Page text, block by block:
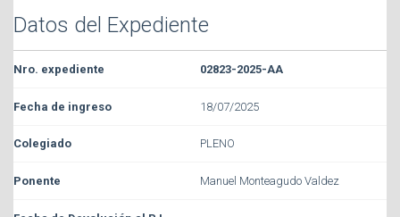
Datos del Expediente
02823-2025-AA
18/07/2025
PLENO
Manuel Monteagudo Valdez